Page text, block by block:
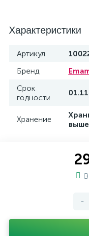
Характеристики
Артикул
Бренд
Срок
годности
Хранение
выше
-